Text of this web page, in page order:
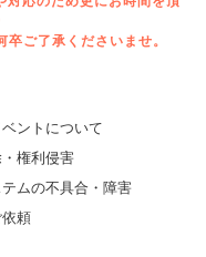
ご了承くださいませ。
ントについて
権利侵害
ムの不具合・障害
頼